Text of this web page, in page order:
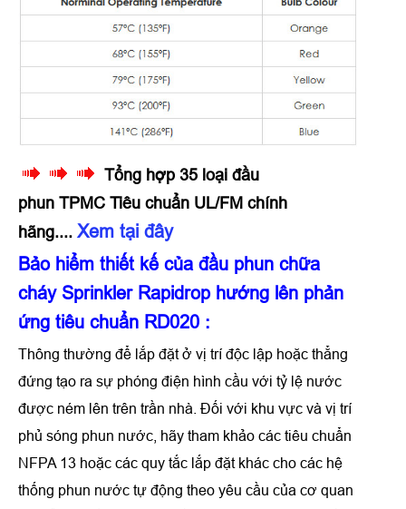
Tổng hợp 35 loại đầu
phun TPMC Tiêu chuẩn UL/FM chính
hãng.... Xem tại đây
Bảo hiểm thiết kế của đầu phun chữa
cháy Sprinkler Rapidrop hướng lên phản
ứng tiêu chuẩn RD020 :
Thông thường để lắp đặt ở vị trí độc lập hoặc thẳng
đứng tạo ra sự phóng điện hình cầu với tỷ lệ nước
được ném lên trên trần nhà. Đối với khu vực và vị trí
phủ sóng phun nước, hãy tham khảo các tiêu chuẩn
NFPA 13 hoặc các quy tắc lắp đặt khác cho các hệ
thống phun nước tự động theo yêu cầu của cơ quan